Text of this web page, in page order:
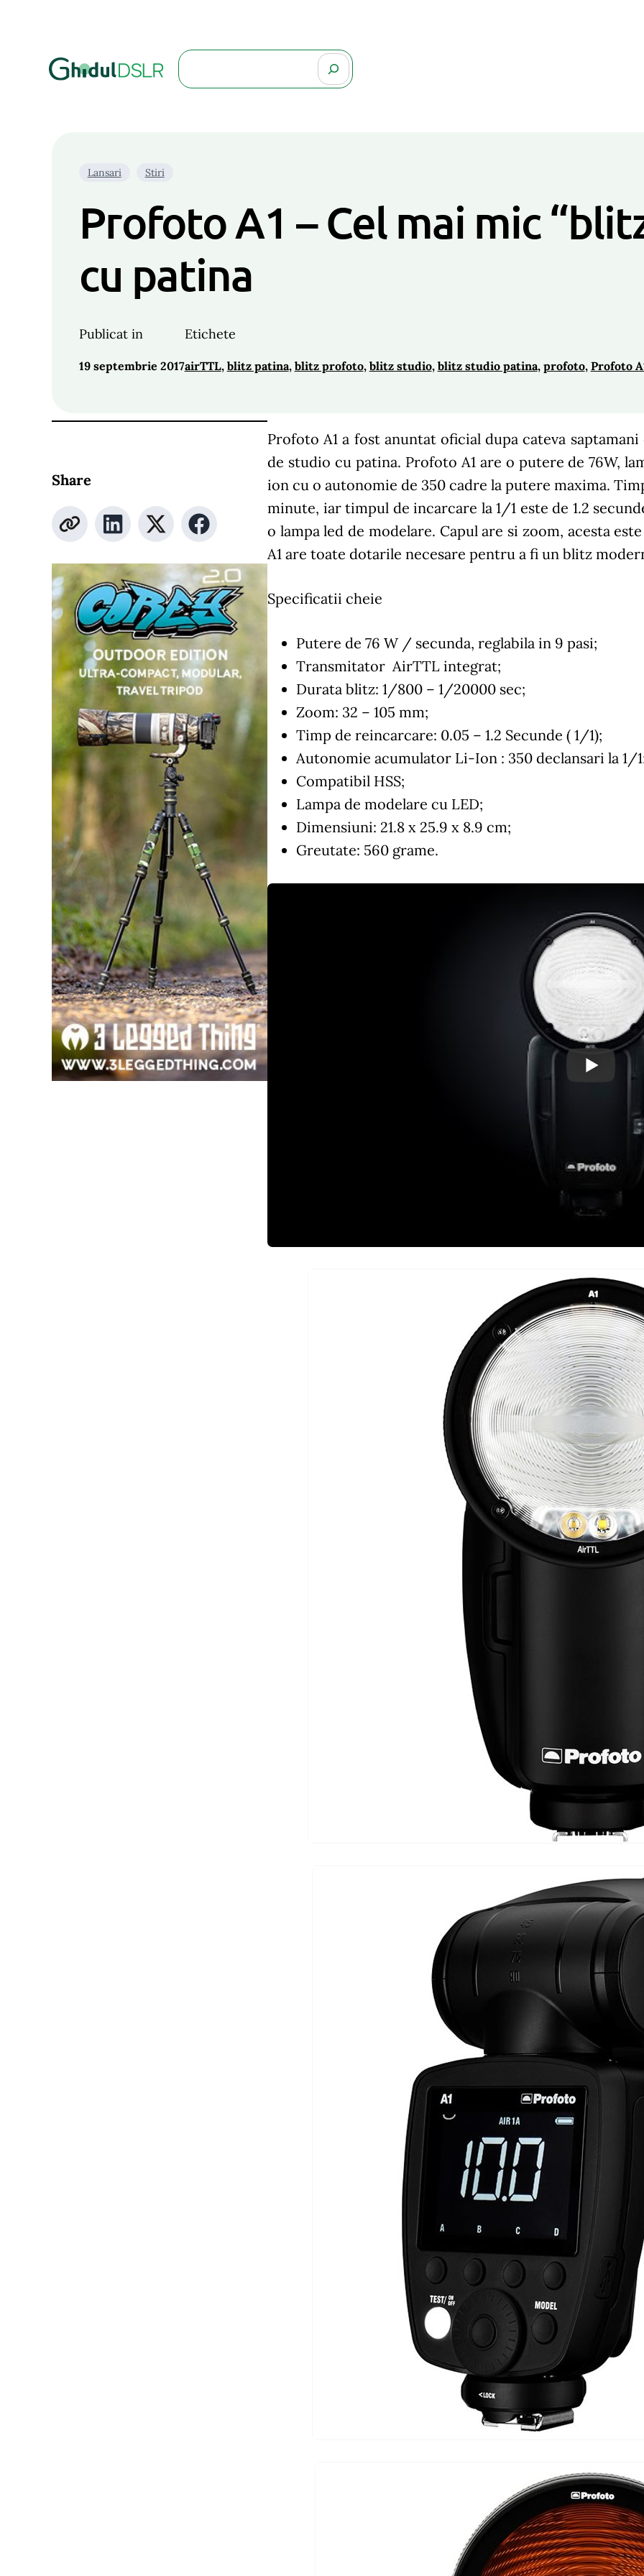
Search
Lansari Stiri
Profoto A1 – Cel mai mic
cu patina
Publicat in
19 septembrie 2017
Etichete
airTTL, blitz patina, blitz profoto, blitz studio, blitz studio patina, profoto, Profoto
Share
Profoto A1 a fost anuntat oficial dupa cateva
de studio cu patina. Profoto A1 are o putere de 76W,
ion cu o autonomie de 350 cadre la putere maxima.
minute, iar timpul de incarcare la 1/1 este de 1.2
o lampa led de modelare. Capul are si zoom, acesta
A1 are toate dotarile necesare pentru a fi un blitz
Specificatii cheie
Putere de 76 W / secunda, reglabila in 9 pasi;
Transmitator AirTTL integrat;
Durata blitz: 1/800 – 1/20000 sec;
Zoom: 32 – 105 mm;
Timp de reincarcare: 0.05 – 1.2 Secunde ( 1/1);
Autonomie acumulator Li-Ion : 350 declansari la 1/
Compatibil HSS;
Lampa de modelare cu LED;
Dimensiuni: 21.8 x 25.9 x 8.9 cm;
Greutate: 560 grame.